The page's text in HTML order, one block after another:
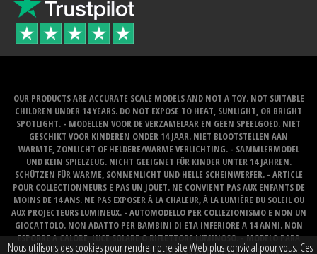
OUR PRODUCTS ARE ACCURATE SCALE MODELS AND NOT A TOY. NOT SUITABLE
CHILDREN UNDER 14 YEARS. DO NOT EXPOSE TO HEAT, SUNLIGHT, OR BRIGHT
SPOTLIGHT. - MODELLEN VOOR DE VERZAMELAAR EN GEEN SPEELGOED. NIET
GESCHIKT VOOR KINDEREN ONDER 14 JAAR. NIET BLOOTSTELLEN AAN
WARMTE, ZONLICHT OF HELDERE/WARME VERLICHTING. - SAMMLERMODEL
UND KEIN SPIELZEUG. NICHT GEEIGNET FÜR KINDER UNTER 14 JAHREN.
SCHÜTZEN FÜR WARME, SONNENLICHT UND HELLE SCHEINWERFER. - ARTICLE
POUR COLLECTIONNEURS E PAS UN JOUET. NE CONVIENT PAS AUX ENFANTS DE
MOINS DE 14 ANS. NE PAS EXPOSER À LA CHALEUR, À LA LUMIÈRE DU SOLEIL OU
AUX PROJECTEURS LUMINEUX. - AUTOMODELLO PER COLLEZIONISMO E NON UN
GIOCATTOLO. NON ADATTO PER BAMBINI DI ETA INFERIORE A 14 ANNI. NON
ESPORRE A CALORE, LUCE SOLARE O RIFLETTORE LUMINOSO. - MODELO PARA
COLECCIONISTAS Y NO UN JUGUETE. NO RECOMENDABLE PARA NINOS
Nous utilisons des cookies pour rendre notre site Web plus convivial pour vous. Ces